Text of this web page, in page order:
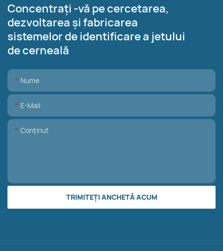
Concentrați -vă pe cercetarea,
dezvoltarea și fabricarea
sistemelor de identificare a jetului
de cerneală
Nume
E-Mail
Conţinut
TRIMITEȚI ANCHETĂ ACUM